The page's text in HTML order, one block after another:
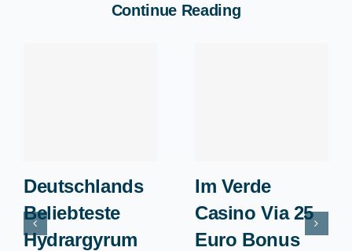
Continue Reading
Deutschlands
Beliebteste
Hydrargyrum
Im Verde
Casino Via 25
Euro Bonus